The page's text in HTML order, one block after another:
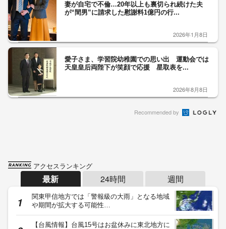
妻が自宅で不倫…20年以上も裏切られ続けた夫
が“間男”に請求した慰謝料1億円の行...
2026年1月8日
愛子さま、学習院幼稚園での思い出 運動会では
天皇皇后両陛下が笑顔で応援 星取表を...
2026年8月8日
Recommended by
アクセスランキング
最新 24時間 週間
関東甲信地方では「警報級の大雨」となる地域
や期間が拡大する可能性…
【台風情報】台風15号はお盆休みに東北地方に